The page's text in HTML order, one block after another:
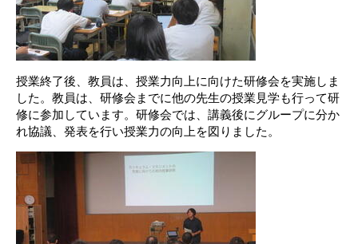
授業終了後、教員は、授業力向上に向けた研修会を実施しま
した。教員は、 研修会までに他の先生の授業見学も行って研
修に参加しています。研修会では 、講義後にグループに分か
れ協議、発表を行い授業力の向上を図りました。